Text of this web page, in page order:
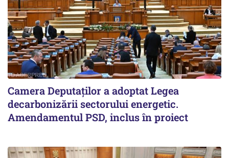
Camera Deputaților a adoptat Legea
decarbonizării sectorului energetic.
Amendamentul PSD, inclus în proiect